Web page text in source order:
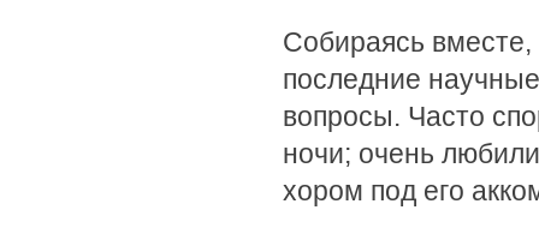
Собираясь
последние
вопросы. Часто
ночи; очень
хором под его